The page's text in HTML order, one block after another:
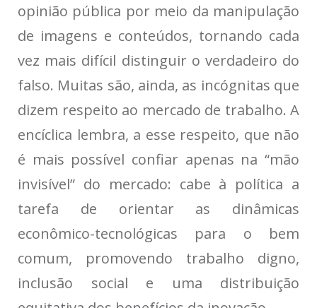
opinião pública por meio da manipulação
de imagens e conteúdos, tornando cada
vez mais difícil distinguir o verdadeiro do
falso. Muitas são, ainda, as incógnitas que
dizem respeito ao mercado de trabalho. A
encíclica lembra, a esse respeito, que não
é mais possível confiar apenas na “mão
invisível” do mercado: cabe à política a
tarefa de orientar as dinâmicas
econômico-tecnológicas para o bem
comum, promovendo trabalho digno,
inclusão social e uma distribuição